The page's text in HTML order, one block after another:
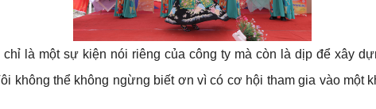
là một sự kiện nói riêng của công ty mà còn là dịp để xây
không thể không ngừng biết ơn vì có cơ hội tham gia vào một